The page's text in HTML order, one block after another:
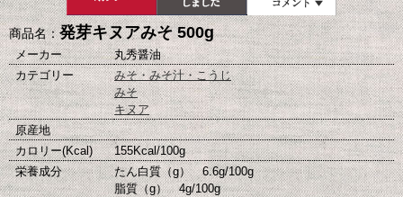
商品名：発芽キヌアみそ 500g
メーカー
丸秀醤油
カテゴリー
みそ・みそ汁・こうじ
みそ
キヌア
原産地
カロリー(Kcal)
155Kcal/100g
栄養成分
たん白質（g） 6.6g/100g
脂質（g） 4g/100g